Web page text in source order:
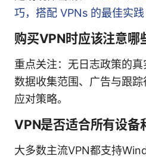
巧，搭配 VPNs 的最佳实践
购买VPN时应该注意哪
重点关注：无日志政策的真
数据收集范围、广告与跟
应对策略。
VPN是否适合所有设备
大多数主流VPN都支持